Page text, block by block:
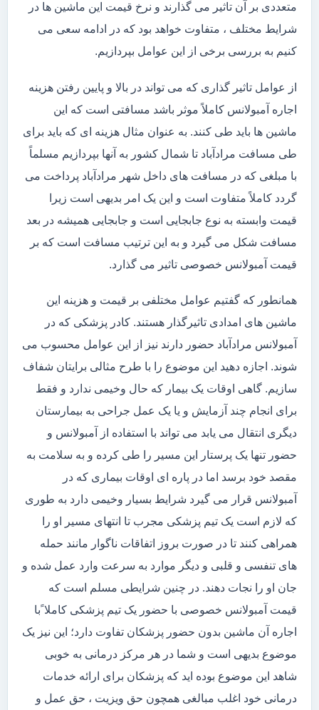
متعددی بر آن تاثیر می گذارند و نرخ قیمت این ماشین ها در
شرایط مختلف ، متفاوت خواهد بود که در ادامه سعی می
کنیم به بررسی برخی از این عوامل بپردازیم.
از عوامل تاثیر گذاری که می تواند در بالا و پایین رفتن هزینه
اجاره آمبولانس کاملاً موثر باشد مسافتی است که این
ماشین ها باید طی کنند. به عنوان مثال هزینه ای که باید برای
طی مسافت مرادآباد تا شمال کشور به آنها بپردازیم مسلماً
با مبلغی که در مسافت های داخل شهر مرادآباد پرداخت می
گردد کاملاً متفاوت است و این یک امر بدیهی است زیرا
قیمت وابسته به نوع جابجایی است و جابجایی همیشه در بعد
مسافت شکل می گیرد و به این ترتیب مسافت است که بر
قیمت آمبولانس خصوصی تاثیر می گذارد.
همانطور که گفتیم عوامل مختلفی بر قیمت و هزینه این
ماشین های امدادی تاثیرگذار هستند. کادر پزشکی که در
آمبولانس مرادآباد حضور دارند نیز از این عوامل محسوب می
شوند. اجازه دهید این موضوع را با طرح مثالی برایتان شفاف
سازیم. گاهی اوقات یک بیمار که حال وخیمی ندارد و فقط
برای انجام چند آزمایش و یا یک عمل جراحی به بیمارستان
دیگری انتقال می یابد می تواند با استفاده از آمبولانس و
حضور تنها یک پرستار این مسیر را طی کرده و به سلامت به
مقصد خود برسد اما در پاره ای اوقات بیماری که در
آمبولانس قرار می گیرد شرایط بسیار وخیمی دارد به طوری
که لازم است یک تیم پزشکی مجرب تا انتهای مسیر او را
همراهی کنند تا در صورت بروز اتفاقات ناگوار مانند حمله
های تنفسی و قلبی و دیگر موارد به سرعت وارد عمل شده و
جان او را نجات دهند. در چنین شرایطی مسلم است که
قیمت آمبولانس خصوصی با حضور یک تیم پزشکی کاملا ًبا
اجاره آن ماشین بدون حضور پزشکان تفاوت دارد؛ این نیز یک
موضوع بدیهی است و شما در هر مرکز درمانی به خوبی
شاهد این موضوع بوده اید که پزشکان برای ارائه خدمات
درمانی خود اغلب مبالغی همچون حق ویزیت ، حق عمل و